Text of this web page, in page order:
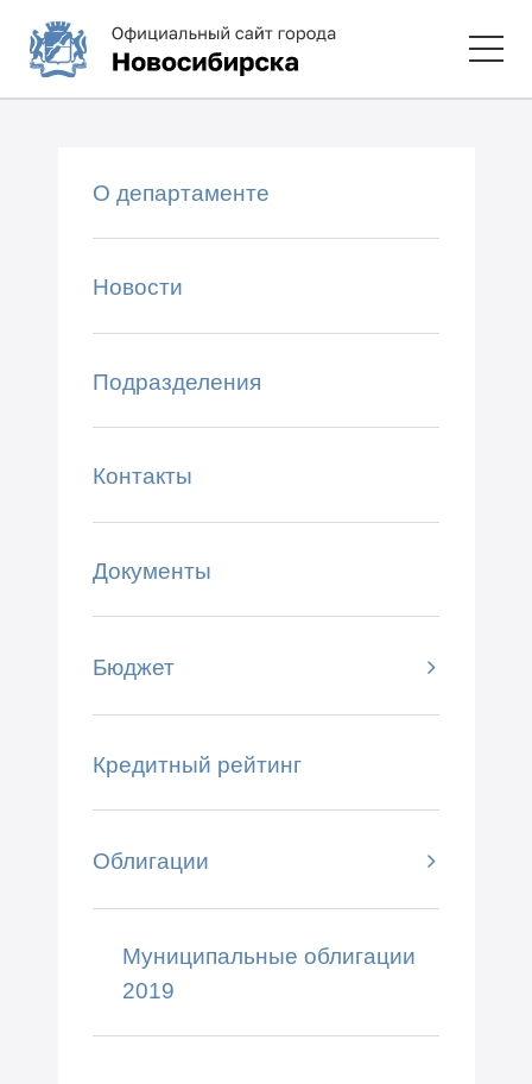
О департаменте
Новости
Подразделения
Контакты
Документы
Бюджет
Кредитный рейтинг
Облигации
Муниципальные облигации
2019